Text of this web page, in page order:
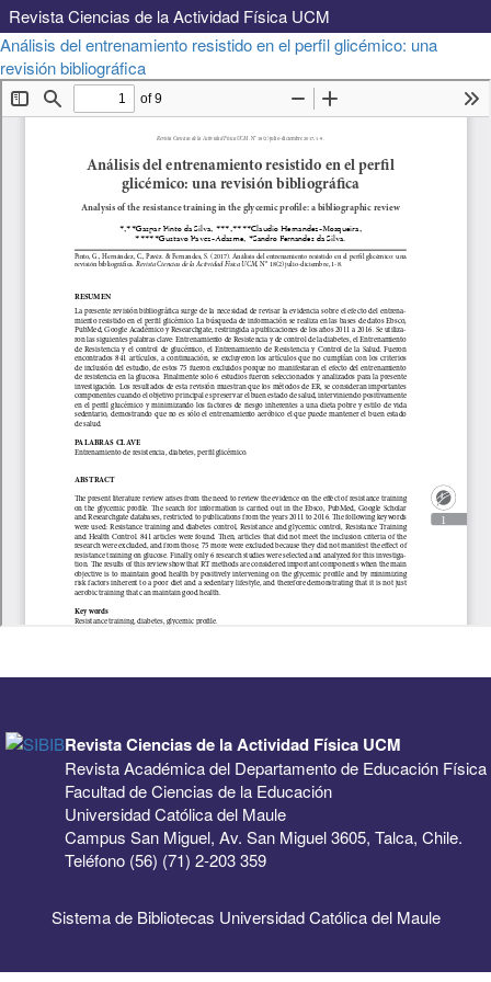
Revista Ciencias de la Actividad Física UCM
Volver
a
los
detalles
Análisis del entrenamiento resistido en el perfil glicémico: una
revisión bibliográfica
Revista Ciencias de la Actividad Física UCM
Revista Académica del Departamento de Educación Física
Facultad de Ciencias de la Educación
Universidad Católica del Maule
Campus San Miguel, Av. San Miguel 3605, Talca, Chile.
Teléfono (56) (71) 2-203 359
Sistema de Bibliotecas Universidad Católica del Maule